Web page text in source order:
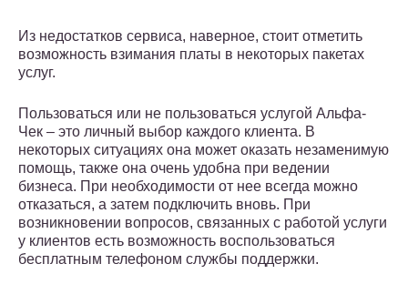
Из недостатков сервиса, наверное, стоит отметить
возможность взимания платы в некоторых пакетах
услуг.
Пользоваться или не пользоваться услугой Альфа-
Чек – это личный выбор каждого клиента. В
некоторых ситуациях она может оказать незаменимую
помощь, также она очень удобна при ведении
бизнеса. При необходимости от нее всегда можно
отказаться, а затем подключить вновь. При
возникновении вопросов, связанных с работой услуги
у клиентов есть возможность воспользоваться
бесплатным телефоном службы поддержки.